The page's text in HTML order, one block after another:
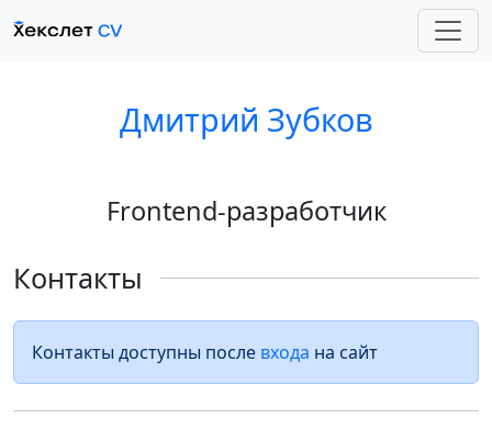
Дмитрий Зубков
Frontend-разработчик
Контакты
Контакты доступны после входа на сайт